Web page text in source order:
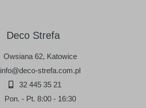
Deco Strefa
Owsiana 62, Katowice
info@deco-strefa.com.pl
32 445 35 21
Pon. - Pt. 8:00 - 16:30